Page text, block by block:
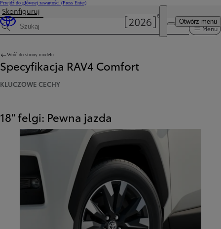
Przejdź do głównej zawartości (Press Enter)
Otwórz menu
Skonfiguruj
Wyszukaj dane techniczne Menu
Wróć do strony modelu
Specyfikacja RAV4 Comfort
KLUCZOWE CECHY
18" felgi: Pewna jazda